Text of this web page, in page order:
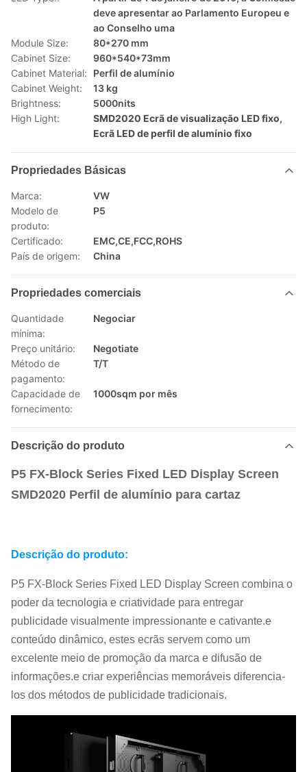
deve apresentar ao Parlamento Europeu e
ao Conselho uma
Module Size:
80*270 mm
Cabinet Size:
960*540*73mm
Cabinet Material:
Perfil de alumínio
Cabinet Weight:
13 kg
Brightness:
5000nits
High Light:
SMD2020 Ecrã de visualização LED fixo,
Ecrã LED de perfil de alumínio fixo
Propriedades Básicas
Marca:
VW
Modelo de
produto:
P5
Certificado:
EMC,CE,FCC,ROHS
País de origem:
China
Propriedades comerciais
Quantidade
mínima:
Negociar
Preço unitário:
Negotiate
Método de
pagamento:
T/T
Capacidade de
fornecimento:
1000sqm por mês
Descrição do produto
P5 FX-Block Series Fixed LED Display Screen
SMD2020 Perfil de alumínio para cartaz
Descrição do produto:
P5 FX-Block Series Fixed LED Display Screen combina o
poder da tecnologia e criatividade para entregar
publicidade visualmente impressionante e cativante.e
conteúdo dinâmico, estes ecrãs servem como um
excelente meio de promoção da marca e difusão de
informações.e criar experiências memoráveis diferencia-
los dos métodos de publicidade tradicionais.